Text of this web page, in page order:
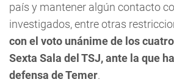
país y mantener algún contacto
investigados, entre otras
con el voto unánime de los
Sexta Sala del TSJ, ante la que
defensa de Temer.